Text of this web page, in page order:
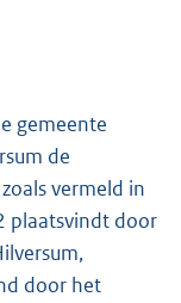
gemeente
de
vermeld in
plaatsvindt door
door het